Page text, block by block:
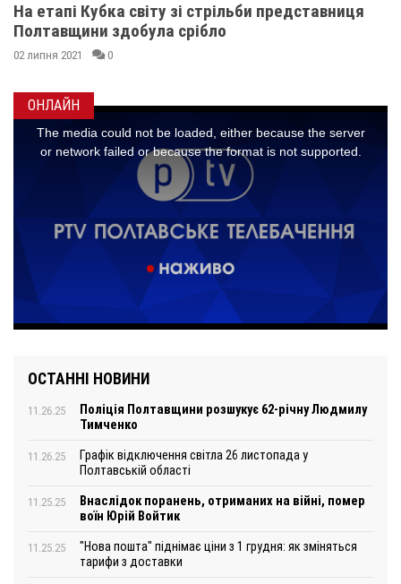
ОНЛАЙН
ОСТАННІ НОВИНИ
11.26.25
Поліція Полтавщини розшукує 62-річну Людмилу
Тимченко
11.26.25
Графік відключення світла 26 листопада у
Полтавській області
11.25.25
Внаслідок поранень, отриманих на війні, помер
воїн Юрій Войтик
11.25.25
"Нова пошта" піднімає ціни з 1 грудня: як зміняться
тарифи з доставки
На етапі Кубка світу зі стрільби представниця
Полтавщини здобула срібло
02 липня 2021 0